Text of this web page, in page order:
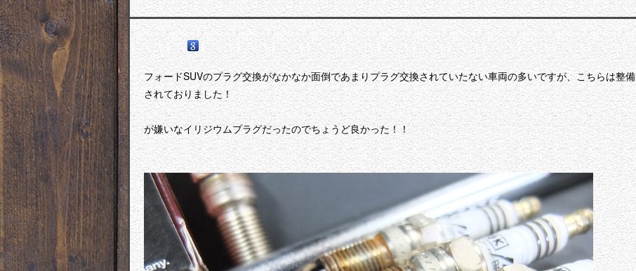
フォードSUVのプラグ交換がなかなか面倒であまりプラグ交換されていたない車両の多いですが、こちらは整備
されておりました！
が嫌いなイリジウムプラグだったのでちょうど良かった！！